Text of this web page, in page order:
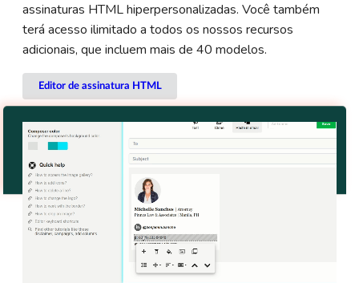
assinaturas HTML hiperpersonalizadas. Você também
terá acesso ilimitado a todos os nossos recursos
adicionais, que incluem mais de 40 modelos.
Editor de assinatura HTML